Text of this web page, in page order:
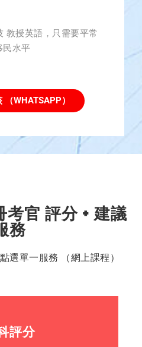
教授英語，只需要平常
民水平
WHATSAPP）
考官 評分 + 建議
務
選單一服務 （網上課程）
評分